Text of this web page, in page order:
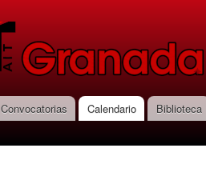
Convocatorias Calendario
Biblioteca